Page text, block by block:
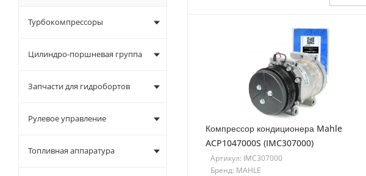
Компрессор кондиционера Mahle
ACP1047000S (IMC307000)
Артикул: IMC307000
Бренд: MAHLE
Турбокомпрессоры
Цилиндро-поршневая группа
Запчасти для гидробортов
Рулевое управление
Топливная аппаратура